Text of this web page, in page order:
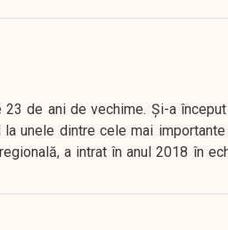
de ani de vechime. Şi-a
unele dintre cele mai
a intrat în anul 2018 în